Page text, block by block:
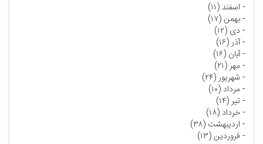
- اسفند (۱۱)
-بهمن (۱۷)
- دی (۱۲)
-آذر (۱۶)
-آبان (۱۶)
-مهر (۲۱)
- شهریور (۲۴)
-مرداد (۱۰)
-تیر (۱۴)
-خرداد (۱۸)
- اردیبهشت (۳۸)
- فروردین (۱۳)